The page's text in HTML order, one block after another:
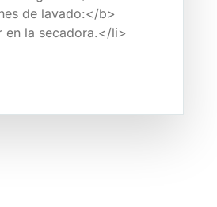
de lavado:</b>
en la secadora.</li>